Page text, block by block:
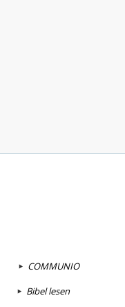
COMMUNIO
Bibel lesen